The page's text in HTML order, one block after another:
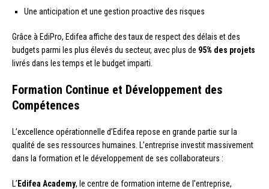
Une anticipation et une gestion proactive des risques
Grâce à EdiPro, Edifea affiche des taux de respect des délais et des
budgets parmi les plus élevés du secteur, avec plus de 95% des projets
livrés dans les temps et le budget imparti.
Formation Continue et Développement des
Compétences
L’excellence opérationnelle d’Edifea repose en grande partie sur la
qualité de ses ressources humaines. L’entreprise investit massivement
dans la formation et le développement de ses collaborateurs :
L’Edifea Academy, le centre de formation interne de l’entreprise,